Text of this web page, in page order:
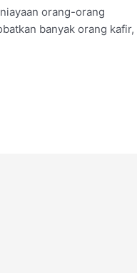
orang-orang
banyak orang kafir,